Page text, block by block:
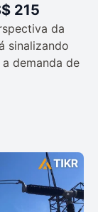
215
da
sinalizando
demanda de